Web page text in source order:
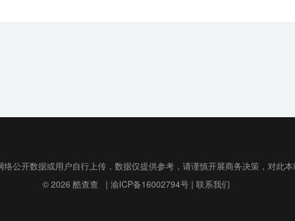
公开数据或用户自行上传，数据仅提供参考，请谨慎开展商务决策，对此本
© 2026 酷查查 | 渝ICP备16002794号| 联系我们